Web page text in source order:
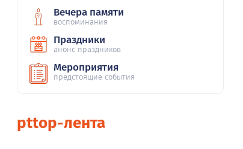
Вечера памяти
воспоминания
Праздники
анонс праздников
Мероприятия
предстоящие события
pttop-лента